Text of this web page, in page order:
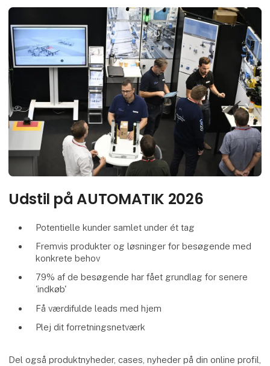
Udstil på AUTOMATIK 2026
Potentielle kunder samlet under ét tag
Fremvis produkter og løsninger for besøgende med
konkrete behov
79% af de besøgende har fået grundlag for senere
'indkøb'
Få værdifulde leads med hjem
Plej dit forretningsnetværk
Del også produktnyheder, cases, nyheder på din online profil,